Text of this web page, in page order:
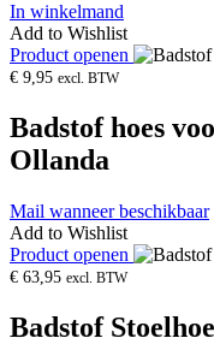
In winkelmand
Add to Wishlist
Product openen
€ 9,95 excl. BTW
Badstof hoes
Ollanda
Mail wanneer beschikbaar
Add to Wishlist
Product openen
€ 63,95 excl. BTW
Badstof